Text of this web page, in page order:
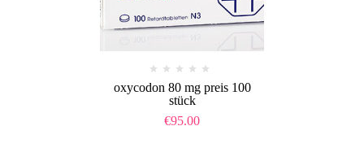
oxycodon 80 mg preis 100
stück​
€95.00